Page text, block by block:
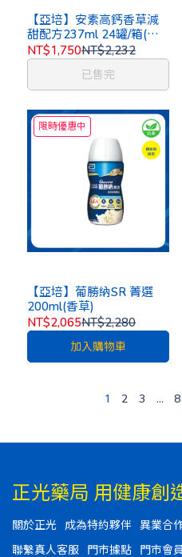
【亞培】安素高鈣香草減
甜配方237ml 24罐/箱(整
箱出貨)
NT$1,750NT$2,232
已售完
限時優惠中
【亞培】葡勝納SR 菁選
200ml(香草)
NT$2,065NT$2,280
加入購物車
1 2 3 ... 8
正光藥局 用健康創
關於正光 成為特約夥伴 異業合
聯繫真人客服
門市據點 門市會